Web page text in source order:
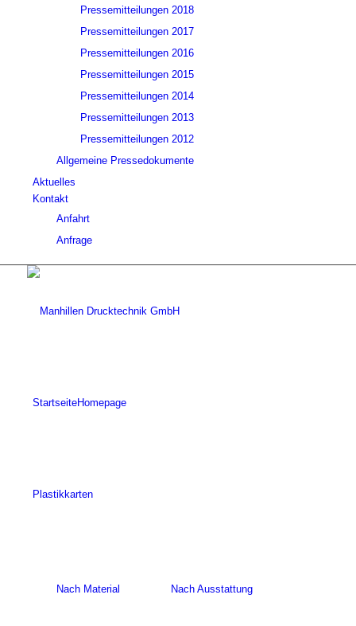
Pressemitteilungen 2018
Pressemitteilungen 2017
Pressemitteilungen 2016
Pressemitteilungen 2015
Pressemitteilungen 2014
Pressemitteilungen 2013
Pressemitteilungen 2012
Allgemeine Pressedokumente
Aktuelles
Kontakt
Anfahrt
Anfrage
StartseiteHomepage
Plastikkarten
Nach Material Nach Ausstattung